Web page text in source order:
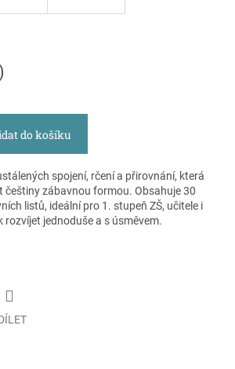
do košíku
spojení, rčení a přirovnání, která
češtiny zábavnou formou. Obsahuje 30
listů, ideální pro 1. stupeň ZŠ, učitele i
rozvíjet jednoduše a s úsměvem.